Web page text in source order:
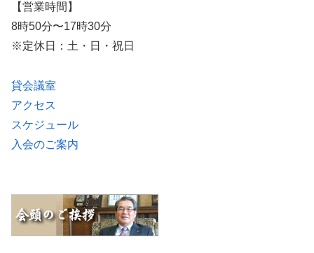
【営業時間】
8時50分〜17時30分
※定休日：土・日・祝日
貸会議室
アクセス
スケジュール
入会のご案内